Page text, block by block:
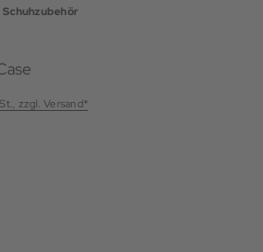
Schuhzubehör
zzgl. Versand*